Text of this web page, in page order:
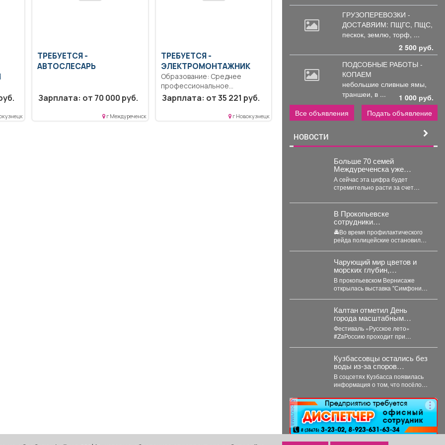
ТРЕБУЕТСЯ -
АВТОСЛЕСАРЬ
Зарплата: от 70 000 руб.
г Междуреченск
ТРЕБУЕТСЯ -
ЭЛЕКТРОМОНТАЖНИК
Образование: Среднее
профессиональное
образование.. Эксплуатация
сетей в МКД.. Полный...
Зарплата: от 35 221 руб.
г Новокузнецк
ГРУЗОПЕРЕВОЗКИ -
ДОСТАВЯИМ: ПЩГС, ПЩС,
пескок, землю, торф, ...
2 500 руб.
ПОДСОБНЫЕ РАБОТЫ -
КОПАЕМ
небольшие сливные ямы,
траншеи, в ...
1 000 руб.
Все объявления
Подать объявление
НОВОСТИ
Больше 70 семей
Междуреченска уже
воспользовались услугами
пункта проката для
новорождённых.
А сейчас эта цифра будет
стремительно расти за счет
получателей. К многодетным,...
В Прокопьевске
сотрудники
Госавтоинспекции
отстранили
несовершеннолетнего от
управления питбайком
🚔Во время профилактического
рейда полицейские остановили
управлял 14-летний подросток,
который...
Чарующий мир цветов и
морских глубин,
мифические образы
древних божеств.
В прокопьевском Вернисаже
открылась выставка "Симфония
Калтан отметил День
города масштабным
фестивалем
Фестиваль «Русское лето»
#ZaРоссию проходит при
Мероприятие посетили около 6...
Кузбассовцы остались без
воды из-за споров
бизнесмена и
коммунальщиков
В соцсетях Кузбасса появилась
информация о том, что посёлок
районе остался без...
реклама